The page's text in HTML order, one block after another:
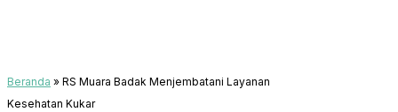
Beranda » RS Muara Badak Menjembatani Layanan
Kesehatan Kukar